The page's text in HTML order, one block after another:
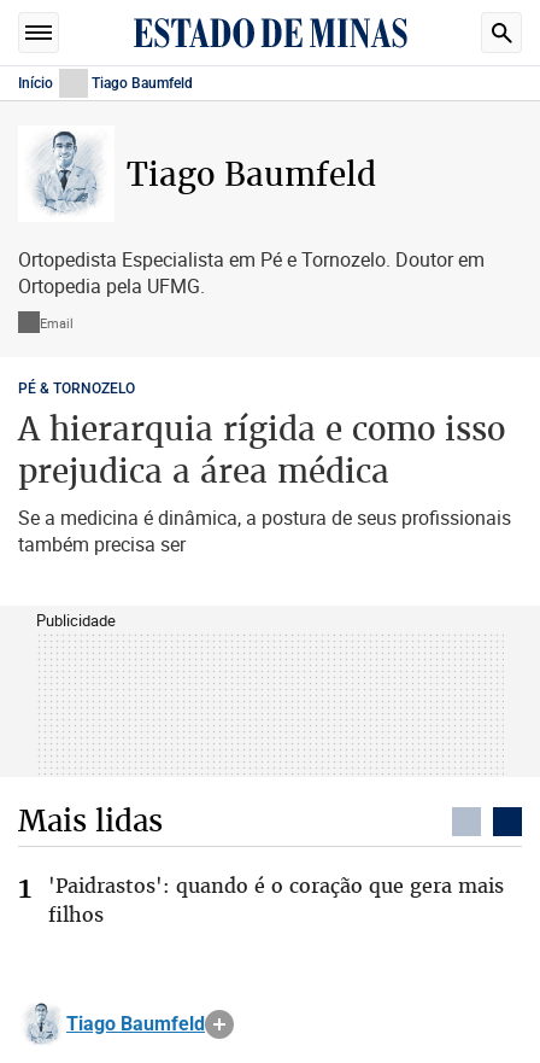
Início Tiago Baumfeld
Tiago Baumfeld
Ortopedista Especialista em Pé e Tornozelo. Doutor em
Ortopedia pela UFMG.
Email
PÉ & TORNOZELO
A hierarquia rígida e como isso
prejudica a área médica
Se a medicina é dinâmica, a postura de seus profissionais
também precisa ser
Publicidade
Mais lidas
'Paidrastos': quando é o coração que gera mais
filhos
Tiago Baumfeld